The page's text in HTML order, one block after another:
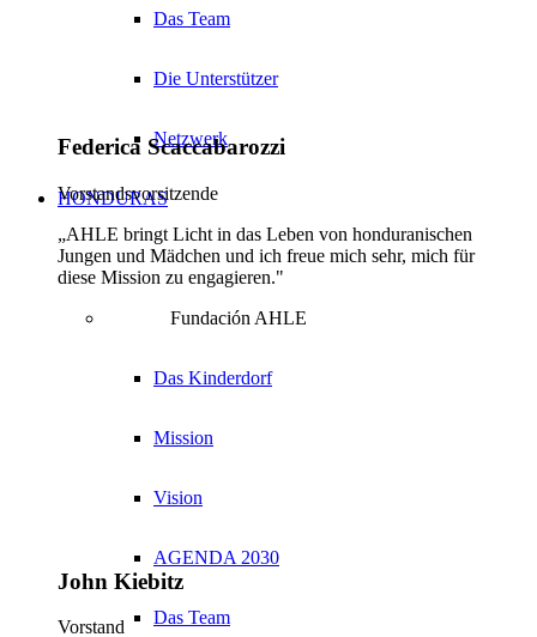
Das Team
Die Unterstützer
Netzwerk
HONDURAS
Fundación AHLE
Das Kinderdorf
Mission
Vision
AGENDA 2030
Das Team
Federica Scaccabarozzi
Vorstandsvorsitzende
„AHLE bringt Licht in das Leben von honduranischen
Jungen und Mädchen und ich freue mich sehr, mich für
diese Mission zu engagieren."
John Kiebitz
Vorstand